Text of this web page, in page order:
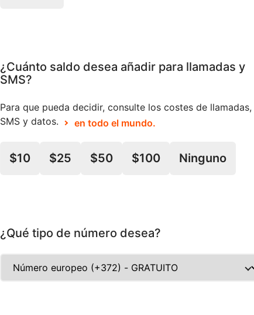
¿Cuánto saldo desea añadir para llamadas y
SMS?
Para que pueda decidir, consulte los costes de llamadas,
SMS y datos.
en todo el mundo.
$10 $25 $50 $100 Ninguno
¿Qué tipo de número desea?